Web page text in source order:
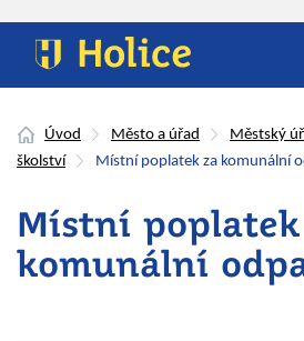
Úvod Město a úřad Městský
školství
Místní poplatek za komunální
Místní
komunální